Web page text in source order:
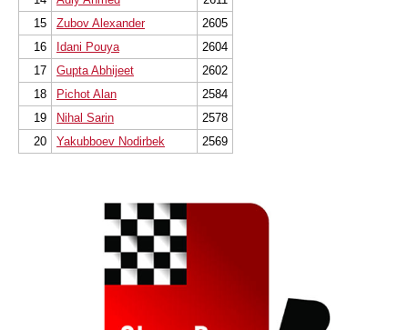
15
Zubov Alexander
2605
16
Idani Pouya
2604
17
Gupta Abhijeet
2602
18
Pichot Alan
2584
19
Nihal Sarin
2578
20
Yakubboev Nodirbek 2569